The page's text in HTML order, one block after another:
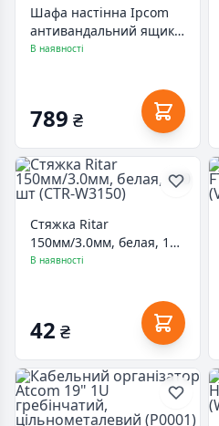
Шафа настінна Ipcom
антивандальний ящик
БК-330-1 з планкою
В наявності
789 ₴
Стяжка Ritar
150мм/3.0мм, белая, 100
шт (CTR-W3150)
В наявності
42 ₴